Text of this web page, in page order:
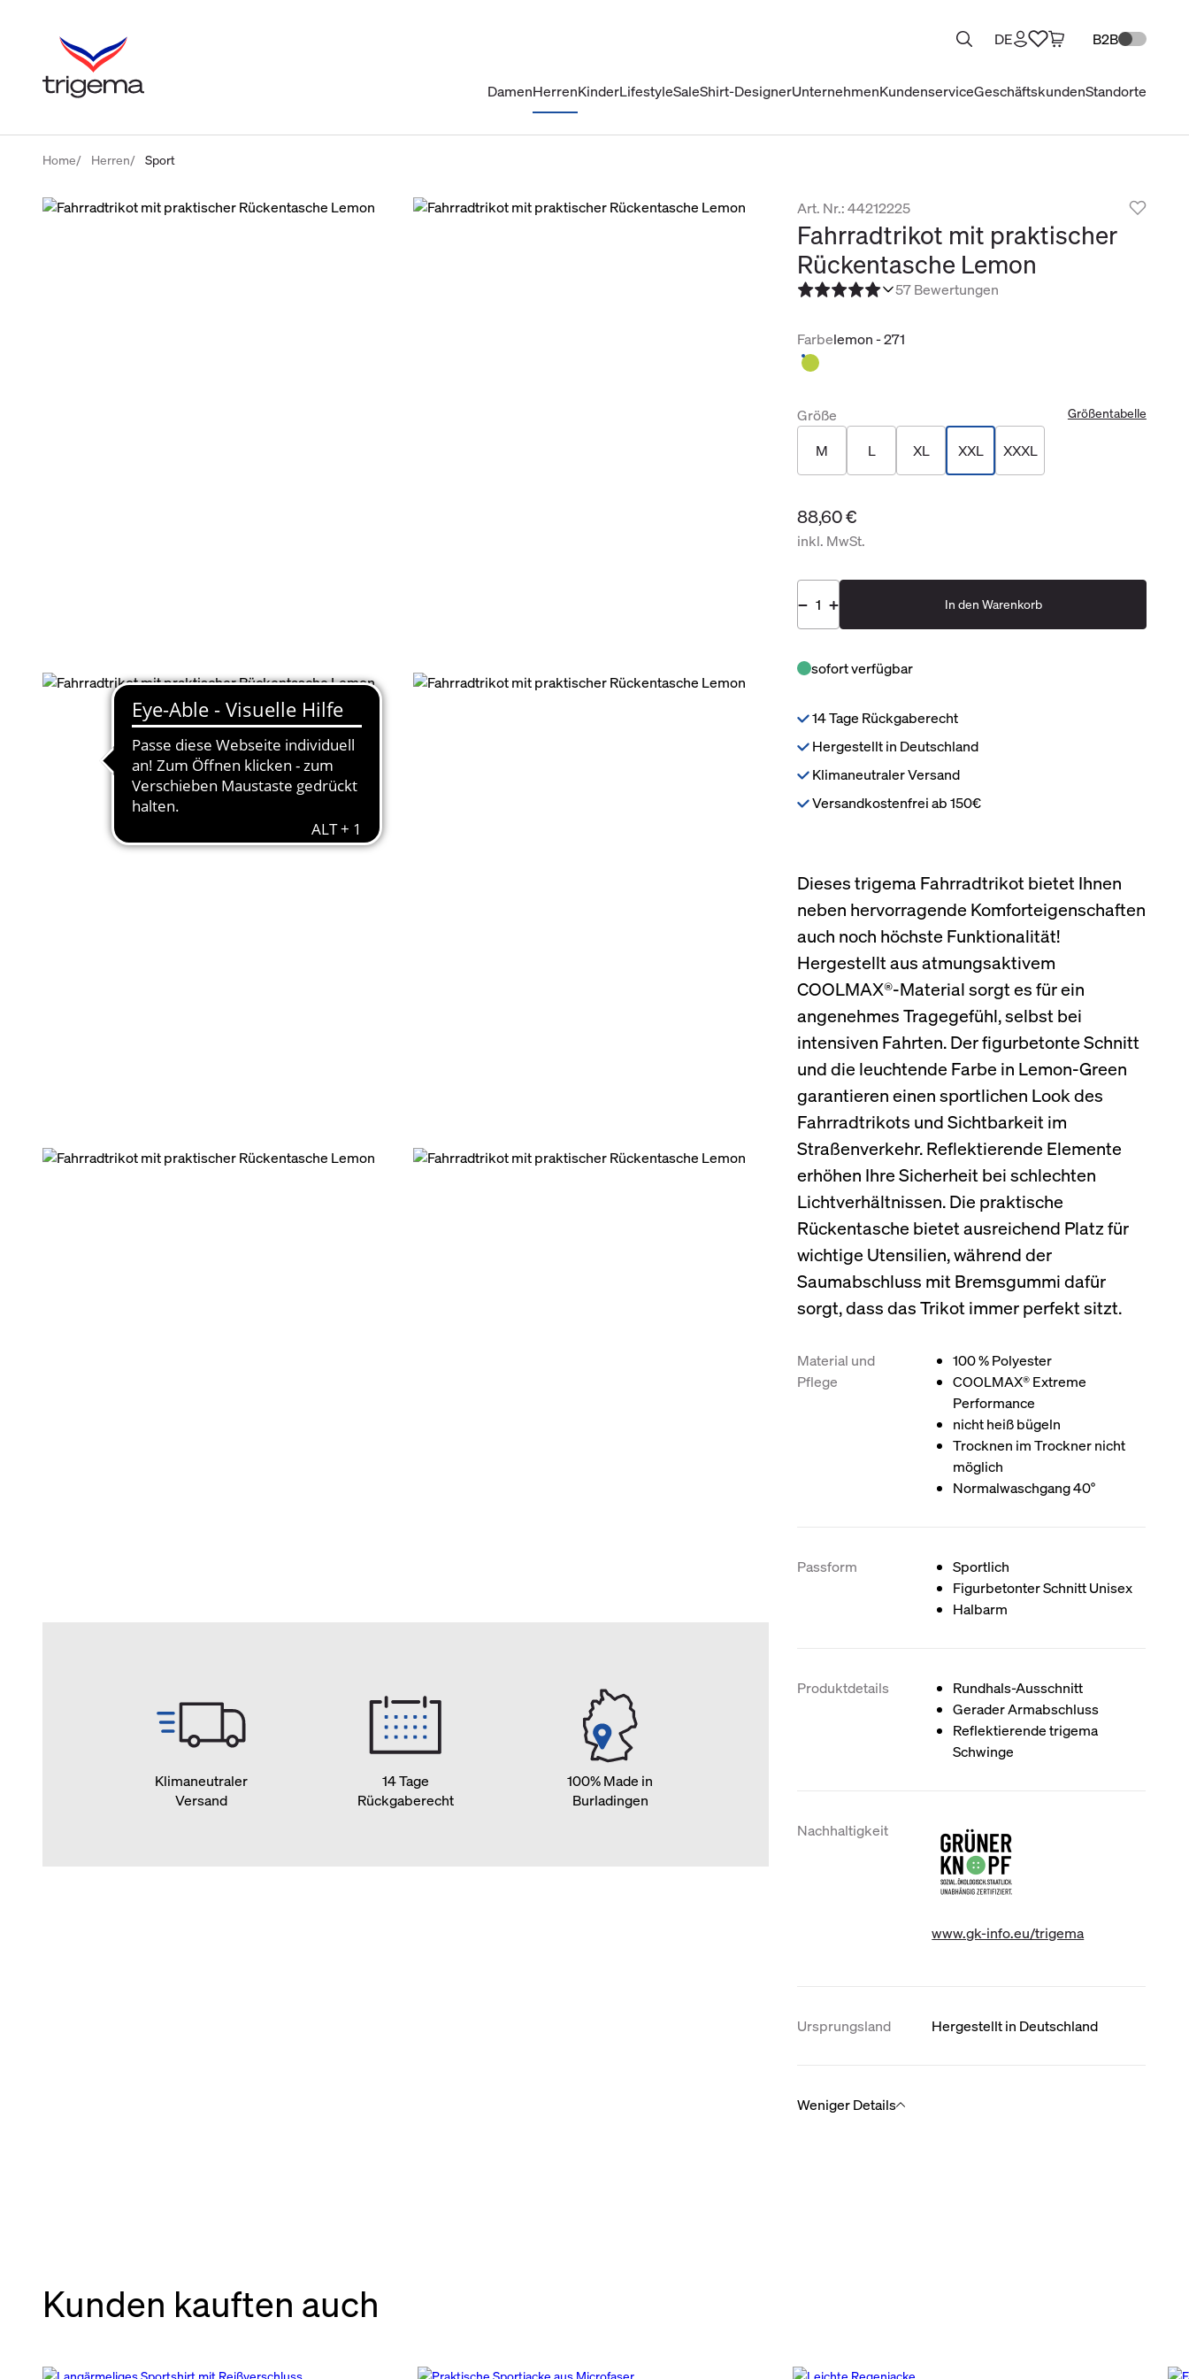
DamenHerrenKinderLifestyleSaleShirt-DesignerUnternehmenKundenserviceGeschäftskundenStandorte
DE B2B
Home Herren Sport
Klimaneutraler
Versand
14 Tage
Rückgaberecht
100% Made in
Burladingen
Art. Nr.: 44212225
Fahrradtrikot mit praktischer
Rückentasche Lemon
57 Bewertungen
Farbelemon - 271
Größe Größentabelle
M L XL XXL XXXL
88,60 €
inkl. MwSt.
In den Warenkorb
sofort verfügbar
14 Tage Rückgaberecht
Hergestellt in Deutschland
Klimaneutraler Versand
Versandkostenfrei ab 150€
Dieses trigema Fahrradtrikot bietet Ihnen
neben hervorragende Komforteigenschaften
auch noch höchste Funktionalität!
Hergestellt aus atmungsaktivem
COOLMAX®-Material sorgt es für ein
angenehmes Tragegefühl, selbst bei
intensiven Fahrten. Der figurbetonte Schnitt
und die leuchtende Farbe in Lemon-Green
garantieren einen sportlichen Look des
Fahrradtrikots und Sichtbarkeit im
Straßenverkehr. Reflektierende Elemente
erhöhen Ihre Sicherheit bei schlechten
Lichtverhältnissen. Die praktische
Rückentasche bietet ausreichend Platz für
wichtige Utensilien, während der
Saumabschluss mit Bremsgummi dafür
sorgt, dass das Trikot immer perfekt sitzt.
Material und
Pflege
100 % Polyester
COOLMAX® Extreme
Performance
nicht heiß bügeln
Trocknen im Trockner nicht
möglich
Normalwaschgang 40°
Passform
Sportlich
Figurbetonter Schnitt Unisex
Halbarm
Produktdetails
Rundhals-Ausschnitt
Gerader Armabschluss
Reflektierende trigema
Schwinge
Nachhaltigkeit
www.gk-info.eu/trigema
Ursprungsland Hergestellt in Deutschland
Weniger Details
Kunden kauften auch